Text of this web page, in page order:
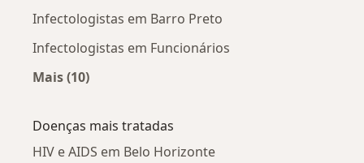
Infectologistas em Barro Preto
Infectologistas em Funcionários
Mais (10)
Doenças mais tratadas
HIV e AIDS em Belo Horizonte